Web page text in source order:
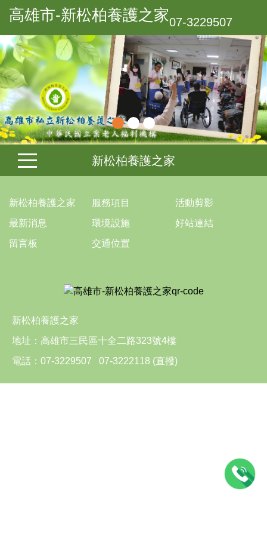
高雄市-新松柏養護之家07-3229507
新松柏養護之家
新松柏養護之家 服務項目
活動剪影
最新消息
環境設施
好站連結
留言板
交通位置
新松柏養護之家
地址： 高雄市三民區十全二路323號4樓
電話： 07-3229507 07-3222118 (直撥)